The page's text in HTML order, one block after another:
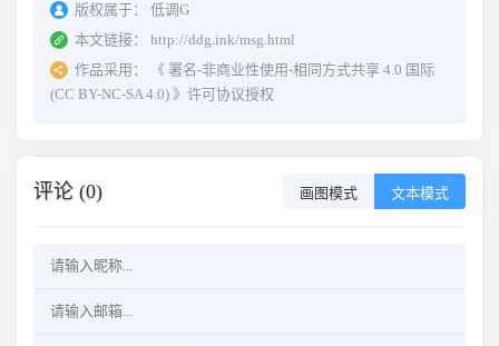
版权属于：
低调G
本文链接：
http://ddg.ink/msg.html
作品采用：
《 署名-非商业性使用-相同方式共享 4.0 国际
(CC BY-NC-SA 4.0) 》许可协议授权
评论 (0) 画图模式 文本模式